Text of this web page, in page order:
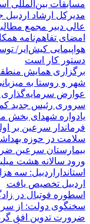
مسابقات بین‌المللی
مدیرکل ارشاد
عالی دبیر مجمع
امضای تفاهم‌نامه
هواپیمایی کیش‌ایر/
دستور کار است
برگزاری همایش
شهر و روستا به
عوارض
سروری رئیس جدید
یادواره شهدای بخش
فرماندار سرعین بر
سلامت در حوزه
بیمارستان سرعین
ورود سالانه هشت
اردبیل تخصیص یافت
اسطوره فوتبال در
سخنگوی دولت: از
ضرورت تدوین افق